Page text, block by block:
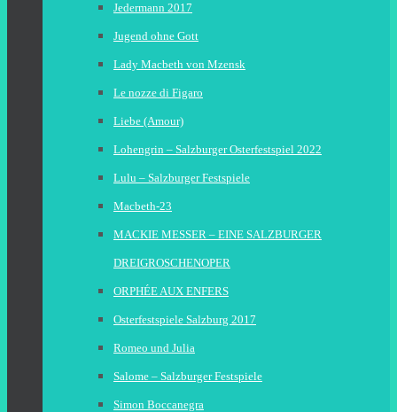
Jedermann 2017
Jugend ohne Gott
Lady Macbeth von Mzensk
Le nozze di Figaro
Liebe (Amour)
Lohengrin – Salzburger Osterfestspiel 2022
Lulu – Salzburger Festspiele
Macbeth-23
MACKIE MESSER – EINE SALZBURGER
DREIGROSCHENOPER
ORPHÉE AUX ENFERS
Osterfestspiele Salzburg 2017
Romeo und Julia
Salome – Salzburger Festspiele
Simon Boccanegra